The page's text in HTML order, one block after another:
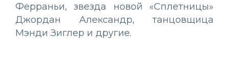
Ферраньи, звезда новой «Сплетницы»
Джордан Александр, танцовщица
Мэнди Зиглер и другие.